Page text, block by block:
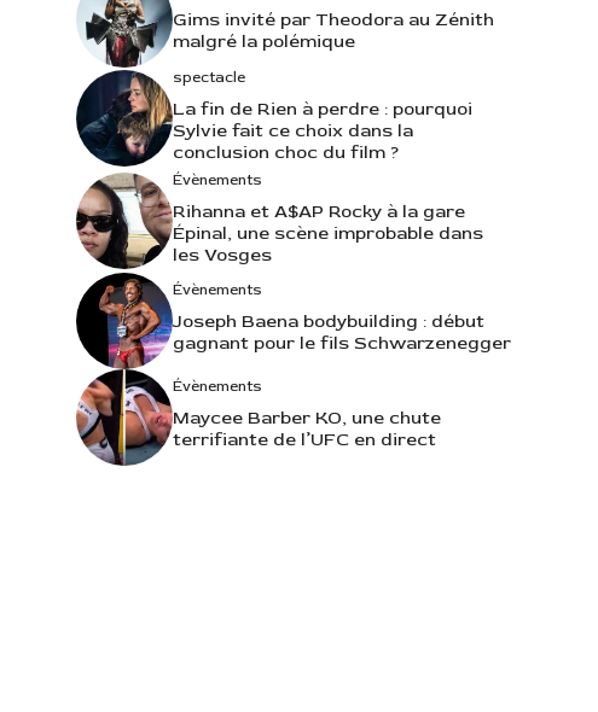
Gims invité par Theodora au Zénith
malgré la polémique
spectacle
La fin de Rien à perdre : pourquoi
Sylvie fait ce choix dans la
conclusion choc du film ?
Évènements
Rihanna et A$AP Rocky à la gare
Épinal, une scène improbable dans
les Vosges
Évènements
Joseph Baena bodybuilding : début
gagnant pour le fils Schwarzenegger
Évènements
Maycee Barber KO, une chute
terrifiante de l’UFC en direct